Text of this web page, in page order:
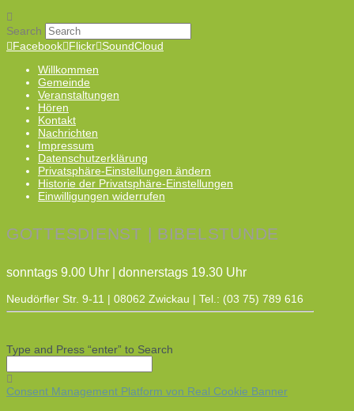
Search
Facebook Flickr SoundCloud
Willkommen
Gemeinde
Veranstaltungen
Hören
Kontakt
Nachrichten
Impressum
Datenschutzerklärung
Privatsphäre-Einstellungen ändern
Historie der Privatsphäre-Einstellungen
Einwilligungen widerrufen
GOTTESDIENST | BIBELSTUNDE
sonntags 9.00 Uhr | donnerstags 19.30 Uhr
Neudörfler Str. 9-11 | 08062 Zwickau | Tel.: (03 75) 789 616
Type and Press “enter” to Search
Consent Management Platform von Real Cookie Banner